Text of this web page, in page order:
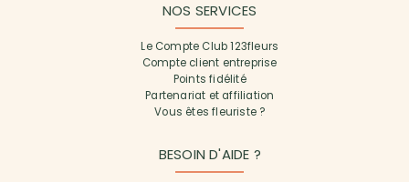
NOS SERVICES
Le Compte Club 123fleurs
Compte client entreprise
Points fidélité
Partenariat et affiliation
Vous êtes fleuriste ?
BESOIN D'AIDE ?